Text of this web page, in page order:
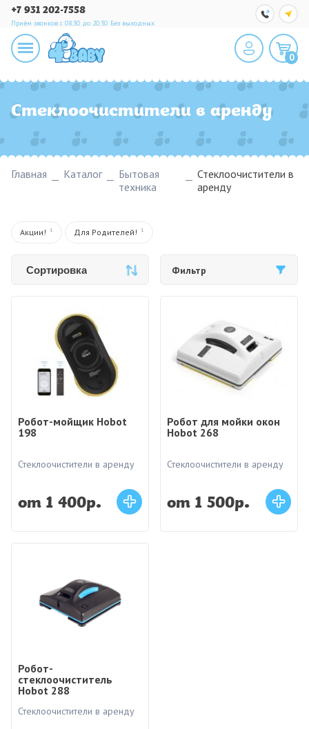
+7 931 202-7558
Приём звонков с 08:30 до 20:30 Без выходных
0
Стеклоочистители в аренду
Главная Каталог
Бытовая
техника
Стеклоочистители в
аренду
Акции! 1 Для Родителей! 1
Сортировка Фильтр
Робот-мойщик Hobot
198
Стеклоочистители в аренду
от 1 400р.
Робот для мойки окон
Hobot 268
Стеклоочистители в аренду
от 1 500р.
Робот-
стеклоочиститель
Hobot 288
Стеклоочистители в аренду